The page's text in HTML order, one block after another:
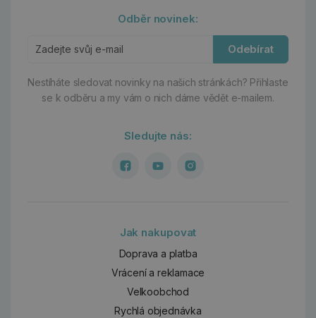
Odběr novinek:
Odebírat
Nestíháte sledovat novinky na našich stránkách? Přihlaste
se k odběru a my vám o nich dáme vědět e-mailem.
Sledujte nás:
Jak nakupovat
Doprava a platba
Vrácení a reklamace
Velkoobchod
Rychlá objednávka